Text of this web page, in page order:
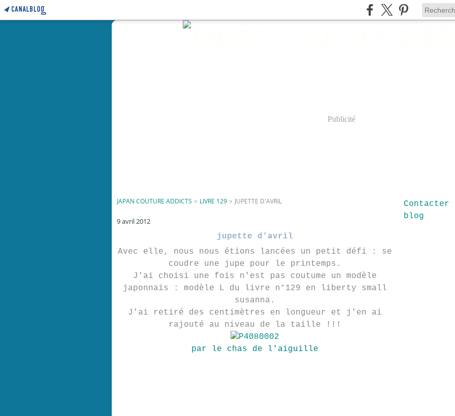
Publicité
JAPAN COUTURE ADDICTS > LIVRE 129 > JUPETTE D'AVRIL
9 avril 2012
jupette d'avril
Avec elle, nous nous étions lancées un petit défi : se
coudre une jupe pour le printemps.
J'ai choisi une fois n'est pas coutume un modèle
japonnais : modèle L du livre n°129 en liberty small
susanna.
J'ai retiré des centimètres en longueur et j'en ai
rajouté au niveau de la taille !!!
par le chas de l'aiguille
blog